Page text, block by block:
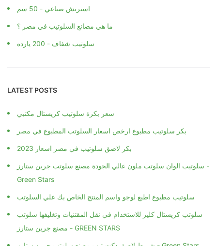
استرتش صناعي - 50 سم
ما هي مصانع السلوتيب في مصر ؟
سلوتيب شفاف - 200 يارده
LATEST POSTS
سعر بكرة سلوتيب كريستال مكتبي
بكر سلوتيب مطبوع ارخص اسعار السلوتب المطبوع في مصر
بكر لاصق سلوتيب في مصر اسعار 2023
سلوتيب الوان سلوتب ملون عالي الجودة مصنع سلوتب جرين ستارز -
Green Stars
سلوتيب مطبوع اطبع لوجو واسم المنتج الخاص بك علي السلوتب
سلوتب كريستال كلير للاستخدام في نقل المقتنيات وتغليفها سلوتب
مصنع جرين ستارز - GREEN STARS
شريط لاصق دكت تيب مصنع سلوتب جرين ستارز - Green Stars